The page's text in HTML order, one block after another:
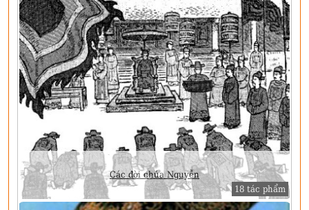
Các đời chúa Nguyễn
18 tác phẩm